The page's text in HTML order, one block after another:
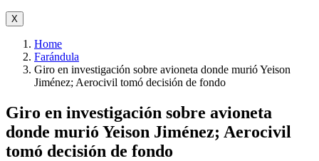
X
Home
Farándula
Giro en investigación sobre avioneta donde murió Yeison
Jiménez; Aerocivil tomó decisión de fondo
Giro en investigación sobre avioneta
donde murió Yeison Jiménez; Aerocivil
tomó decisión de fondo